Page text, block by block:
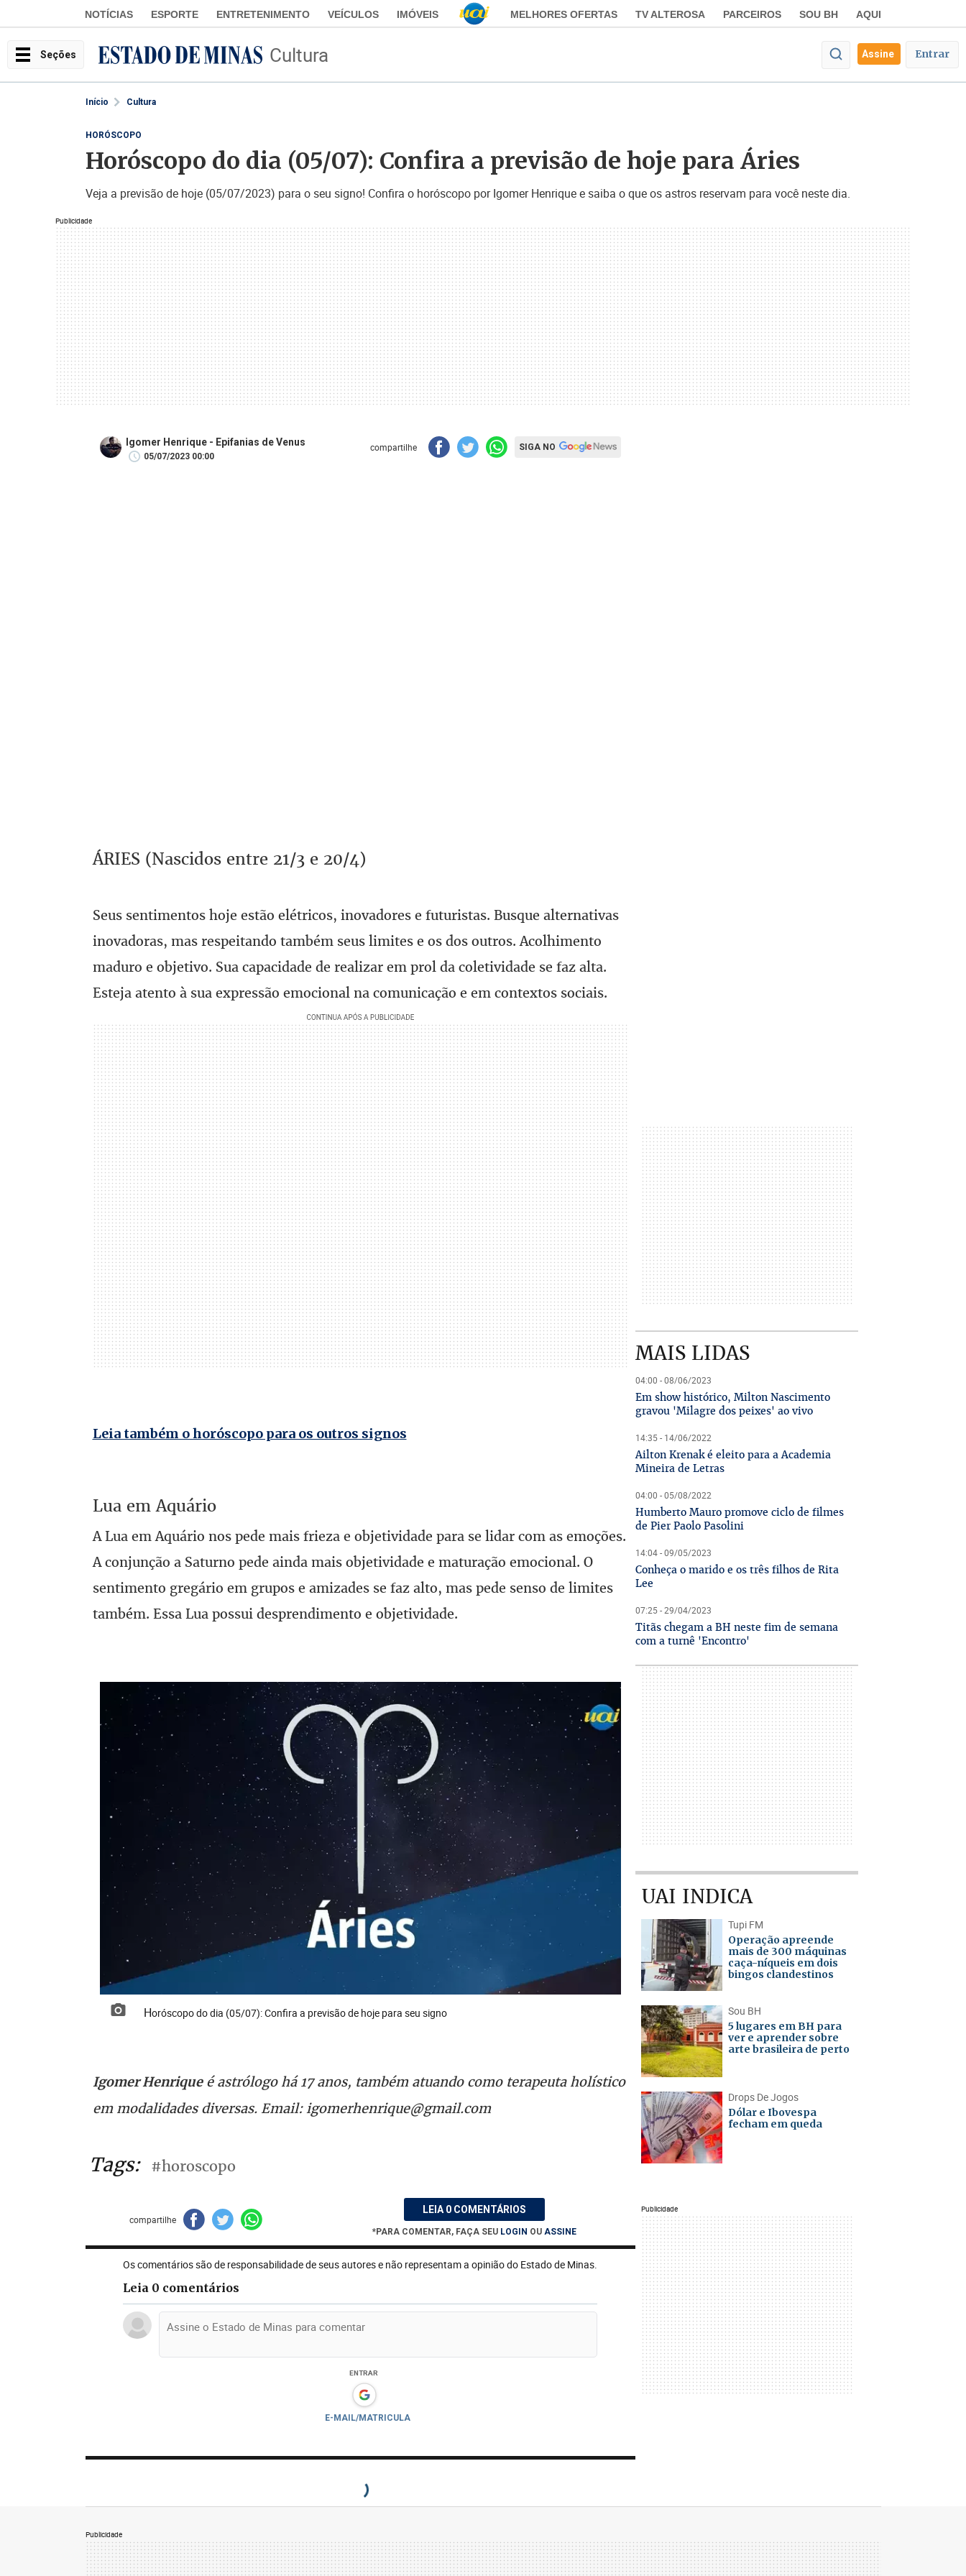
NOTÍCIAS ESPORTE ENTRETENIMENTO VEÍCULOS IMÓVEIS MELHORES OFERTAS TV ALTEROSA PARCEIROS SOU BH AQUI
Seções Cultura Assine Entrar
Início Cultura
Publicidade
HORÓSCOPO
Horóscopo do dia (05/07): Confira a previsão de hoje para Áries
Veja a previsão de hoje (05/07/2023) para o seu signo! Confira o horóscopo por Igomer Henrique e saiba o que os astros reservam para você neste dia.
Igomer Henrique - Epifanias de Venus
05/07/2023 00:00
compartilhe SIGA NO
ÁRIES (Nascidos entre 21/3 e 20/4)
Seus sentimentos hoje estão elétricos, inovadores e futuristas. Busque alternativas
inovadoras, mas respeitando também seus limites e os dos outros. Acolhimento
maduro e objetivo. Sua capacidade de realizar em prol da coletividade se faz alta.
Esteja atento à sua expressão emocional na comunicação e em contextos sociais.
Leia também o horóscopo para os outros signos
Lua em Aquário
A Lua em Aquário nos pede mais frieza e objetividade para se lidar com as emoções.
A conjunção a Saturno pede ainda mais objetividade e maturação emocional. O
sentimento gregário em grupos e amizades se faz alto, mas pede senso de limites
também. Essa Lua possui desprendimento e objetividade.
Horóscopo do dia (05/07): Confira a previsão de hoje para seu signo
Igomer Henriqueé astrólogo há 17 anos, também atuando como terapeuta holístico
em modalidades diversas. Email: igomerhenrique@gmail.com
Tags: #horoscopo
compartilhe
LEIA 0 COMENTÁRIOS
*PARA COMENTAR, FAÇA SEU LOGIN OU ASSINE
Os comentários são de responsabilidade de seus autores e não representam a opinião do Estado de Minas.
Leia 0 comentários
ENTRAR
E-MAIL/MATRICULA
MAIS LIDAS
04:00 - 08/06/2023
Em show histórico, Milton Nascimento
gravou 'Milagre dos peixes' ao vivo
14:35 - 14/06/2022
Ailton Krenak é eleito para a Academia
Mineira de Letras
04:00 - 05/08/2022
Humberto Mauro promove ciclo de filmes
de Pier Paolo Pasolini
14:04 - 09/05/2023
Conheça o marido e os três filhos de Rita
Lee
07:25 - 29/04/2023
Titãs chegam a BH neste fim de semana
com a turnê 'Encontro'
UAI INDICA
Tupi FM
Operação apreende
mais de 300 máquinas
caça-níqueis em dois
bingos clandestinos
Sou BH
5 lugares em BH para
ver e aprender sobre
arte brasileira de perto
Drops De Jogos
Dólar e Ibovespa
fecham em queda
Publicidade
Publicidade